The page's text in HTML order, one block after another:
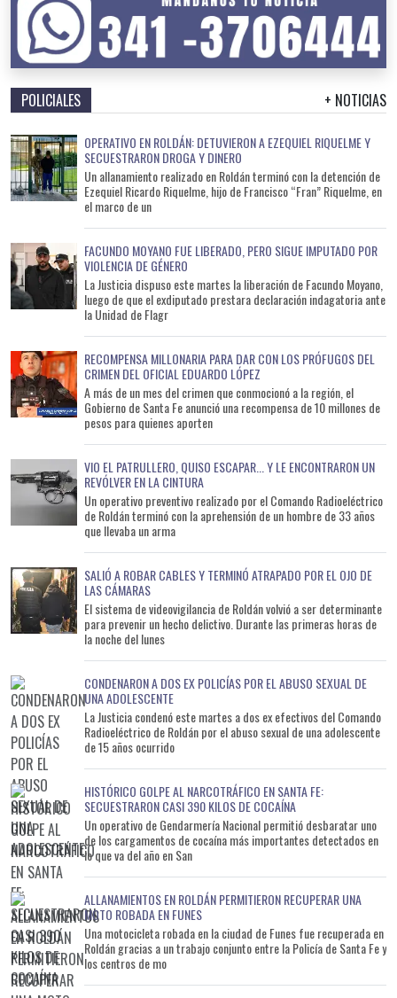
POLICIALES + NOTICIAS
OPERATIVO EN ROLDÁN: DETUVIERON A EZEQUIEL RIQUELME Y
SECUESTRARON DROGA Y DINERO
Un allanamiento realizado en Roldán terminó con la detención de
Ezequiel Ricardo Riquelme, hijo de Francisco “Fran” Riquelme, en
el marco de un
FACUNDO MOYANO FUE LIBERADO, PERO SIGUE IMPUTADO POR
VIOLENCIA DE GÉNERO
La Justicia dispuso este martes la liberación de Facundo Moyano,
luego de que el exdiputado prestara declaración indagatoria ante
la Unidad de Flagr
RECOMPENSA MILLONARIA PARA DAR CON LOS PRÓFUGOS DEL
CRIMEN DEL OFICIAL EDUARDO LÓPEZ
A más de un mes del crimen que conmocionó a la región, el
Gobierno de Santa Fe anunció una recompensa de 10 millones de
pesos para quienes aporten
VIO EL PATRULLERO, QUISO ESCAPAR... Y LE ENCONTRARON UN
REVÓLVER EN LA CINTURA
Un operativo preventivo realizado por el Comando Radioeléctrico
de Roldán terminó con la aprehensión de un hombre de 33 años
que llevaba un arma
SALIÓ A ROBAR CABLES Y TERMINÓ ATRAPADO POR EL OJO DE
LAS CÁMARAS
El sistema de videovigilancia de Roldán volvió a ser determinante
para prevenir un hecho delictivo. Durante las primeras horas de
la noche del lunes
CONDENARON A DOS EX POLICÍAS POR EL ABUSO SEXUAL DE
UNA ADOLESCENTE
La Justicia condenó este martes a dos ex efectivos del Comando
Radioeléctrico de Roldán por el abuso sexual de una adolescente
de 15 años ocurrido
HISTÓRICO GOLPE AL NARCOTRÁFICO EN SANTA FE:
SECUESTRARON CASI 390 KILOS DE COCAÍNA
Un operativo de Gendarmería Nacional permitió desbaratar uno
de los cargamentos de cocaína más importantes detectados en
lo que va del año en San
ALLANAMIENTOS EN ROLDÁN PERMITIERON RECUPERAR UNA
MOTO ROBADA EN FUNES
Una motocicleta robada en la ciudad de Funes fue recuperada en
Roldán gracias a un trabajo conjunto entre la Policía de Santa Fe y
los centros de mo